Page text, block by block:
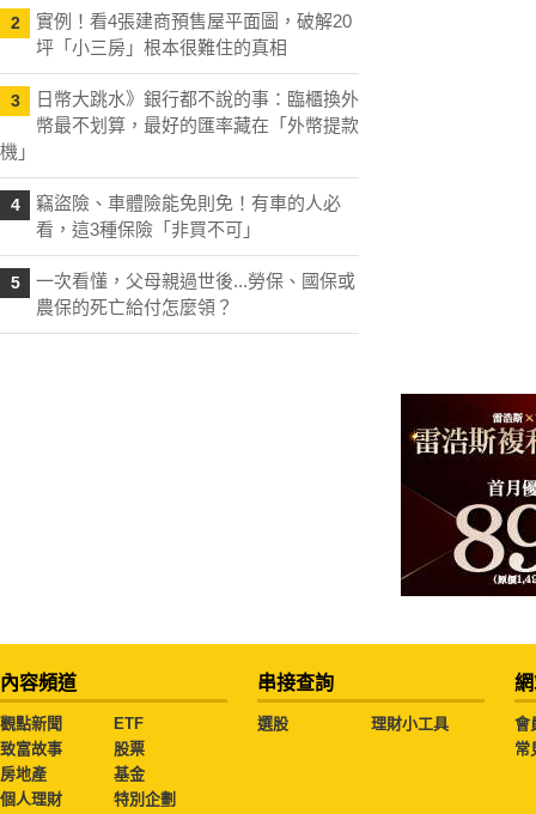
2
實例！看4張建商預售屋平面圖，破解20
坪「小三房」根本很難住的真相
3
日幣大跳水》銀行都不說的事：臨櫃換外
幣最不划算，最好的匯率藏在「外幣提款
機」
4
竊盜險、車體險能免則免！有車的人必
看，這3種保險「非買不可」
5
一次看懂，父母親過世後...勞保、國保或
農保的死亡給付怎麼領？
內容頻道
觀點新聞
ETF
致富故事
股票
房地產
基金
個人理財
特別企劃
串接查詢
選股 理財小工具
會
常